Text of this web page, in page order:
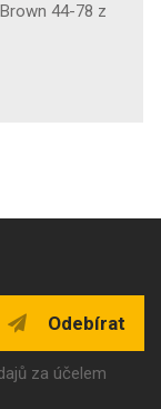
44-78 z
Odebírat
za účelem